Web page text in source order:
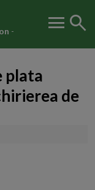
-
menu search
plata
de